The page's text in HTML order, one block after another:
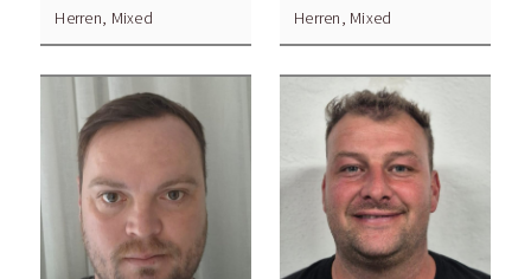
Herren, Mixed
Herren, Mixed